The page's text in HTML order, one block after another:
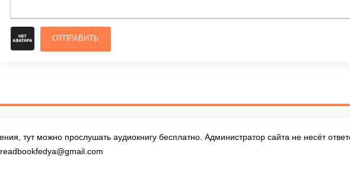
ОТПРАВИТЬ
тут можно прослушать аудиокнигу бесплатно. Администратор сайта не несёт
readbookfedya@gmail.com